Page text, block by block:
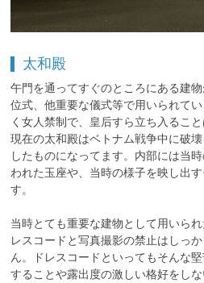
太和殿
午門を通ってすぐのところにある建
位式、他重要な儀式等で用いられて
く女人禁制で、皇后すら立ち入るこ
現在の太和殿はベトナム戦争中に破
したものになってます。内部には当
われた玉座や、当時の様子を映し出
す。
当時とても重要な建物として用いら
レスコードと写真撮影の禁止はしっ
ん。ドレスコードといってもそんな
することや露出度の激しい格好をし